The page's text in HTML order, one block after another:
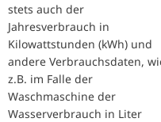
stets auch der
Jahresverbrauch in
Kilowattstunden (kWh) und
andere Verbrauchsdaten,
z.B. im Falle der
Waschmaschine der
Wasserverbrauch in Liter